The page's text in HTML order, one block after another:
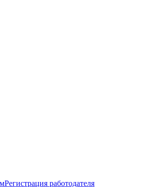
Регистрация работодателя